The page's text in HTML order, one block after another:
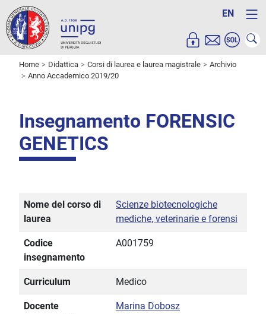
EN
Home Didattica Corsi di laurea e laurea magistrale
Archivio
Anno Accademico 2019/20
Insegnamento FORENSIC
GENETICS
Nome del corso di
laurea
Scienze biotecnologiche
mediche, veterinarie e forensi
Codice
insegnamento
A001759
Curriculum Medico
Docente
Marina Dobosz